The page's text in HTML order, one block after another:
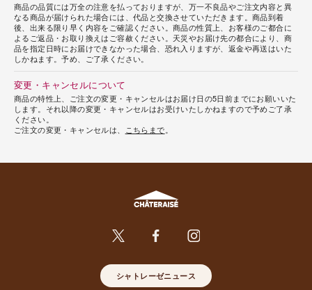
商品の品質には万全の注意を払っておりますが、万一不良品やご注文内容と異
なる商品が届けられた場合には、代品と交換させていただきます。商品到着
後、出来る限り早く内容をご確認ください。商品の性質上、お客様のご都合に
よるご返品・お取り換えはご容赦ください。天災やお届け先の都合により、商
品を指定日時にお届けできなかった場合、恐れ入りますが、返金や再送はいた
しかねます。予め、ご了承ください。
変更・キャンセルについて
商品の特性上、ご注文の変更・キャンセルはお届け日の5日前までにお願いいた
します。それ以降の変更・キャンセルはお受けいたしかねますので予めご了承
ください。
ご注文の変更・キャンセルは、
こちらまで
シャトレーゼニュース